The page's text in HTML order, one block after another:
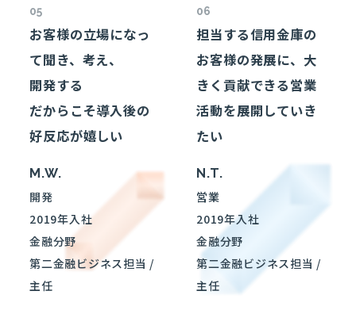
05
お客様の立場になっ
て聞き、考え、
開発する
だからこそ導入後の
好反応が嬉しい
M.W.
開発
2019年入社
金融分野
第二金融ビジネス担当 /
主任
06
担当する信用金庫の
お客様の発展に、大
きく貢献できる営業
活動を展開していき
たい
N.T.
営業
2019年入社
金融分野
第二金融ビジネス担当 /
主任